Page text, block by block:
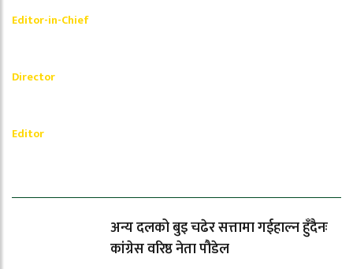
Editor-in-Chief
Director
Editor
अन्य दलको बुइ चढेर सत्तामा गईहाल्न हुँदैनः
कांग्रेस वरिष्ठ नेता पौडेल